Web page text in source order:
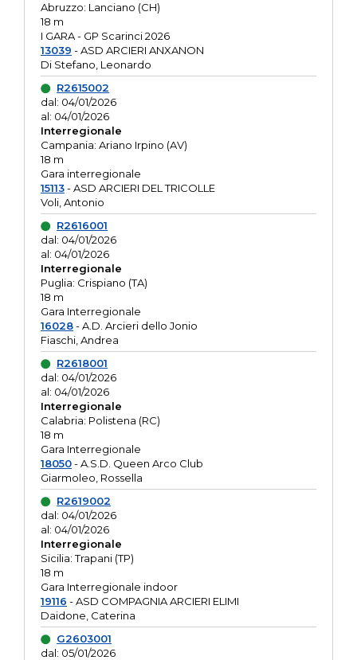
Abruzzo: Lanciano (CH)
18 m
I GARA - GP Scarinci 2026
13039 - ASD ARCIERI ANXANON
Di Stefano, Leonardo
R2615002
dal: 04/01/2026
al: 04/01/2026
Interregionale
Campania: Ariano Irpino (AV)
18 m
Gara interregionale
15113- ASD ARCIERI DEL TRICOLLE
Voli, Antonio
R2616001
dal: 04/01/2026
al: 04/01/2026
Interregionale
Puglia: Crispiano (TA)
18 m
Gara Interregionale
16028- A.D. Arcieri dello Jonio
Fiaschi, Andrea
R2618001
dal: 04/01/2026
al: 04/01/2026
Interregionale
Calabria: Polistena (RC)
18 m
Gara Interregionale
18050- A.S.D. Queen Arco Club
Giarmoleo, Rossella
R2619002
dal: 04/01/2026
al: 04/01/2026
Interregionale
Sicilia: Trapani (TP)
18 m
Gara Interregionale indoor
19116 - ASD COMPAGNIA ARCIERI ELIMI
Daidone, Caterina
G2603001
dal: 05/01/2026